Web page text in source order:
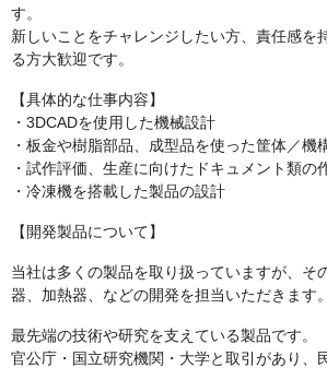
す。
新しいことをチャレンジしたい方、責任感を
る方大歓迎です。
【具体的な仕事内容】
・3DCADを使用した機械設計
・板金や樹脂部品、成型品を使った筐体／機
・試作評価、生産に向けたドキュメント類の
・冷凍機を搭載した製品の設計
【開発製品について】
当社は多くの製品を取り扱っていますが、そ
器、加熱器、などの開発を担当いただきます。
最先端の技術や研究を支えている製品です。
官公庁・国立研究機関・大学と取引があり、